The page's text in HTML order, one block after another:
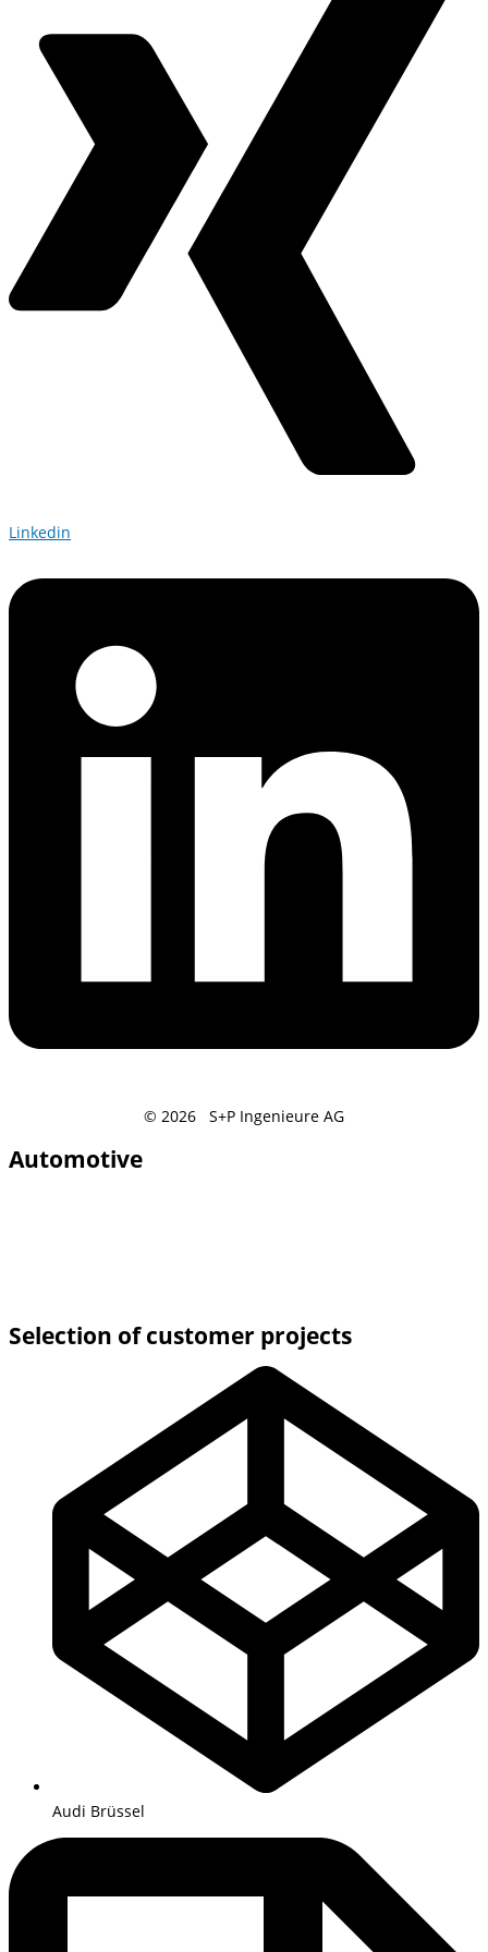
Linkedin
© 2026 S+P Ingenieure AG
Automotive
Selection of customer projects
Audi Brüssel